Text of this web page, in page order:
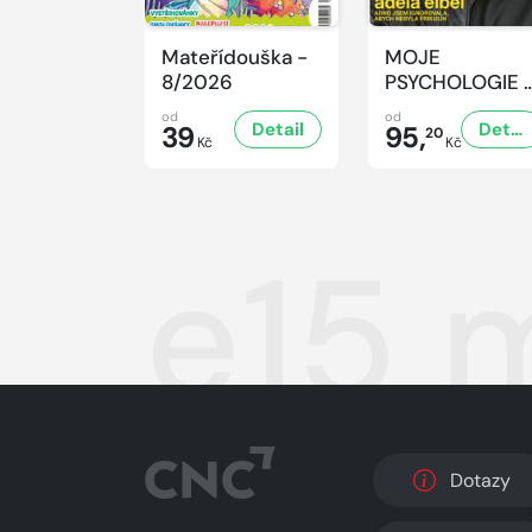
Mateřídouška -
8/2026
od
39 Kč
Detail
MOJE
PSYCHOLOGIE
8/2026
od
95,20Kč
Detail
e15
Dotazy